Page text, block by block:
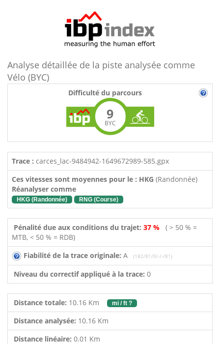
Analyse détaillée de la piste analysée comme
Vélo (BYC)
Difficulté du parcours
9
BYC
Trace : carces_lac-9484942-1649672989-585.gpx
Ces vitesses sont moyennes pour le : HKG (Randonnée)
Réanalyser comme
HKG (Randonnée) RNG (Course)
Pénalité due aux conditions du trajet: 37 % ( > 50 % =
MTB, < 50 % = RDB)
Fiabilité de la trace originale: A (182/81/0/-/-/81)
Niveau du correctif appliqué à la trace: 0
Distance totale: 10.16 Km mi / ft ?
Distance analysée: 10.16 Km
Distance linéaire: 0.01 Km